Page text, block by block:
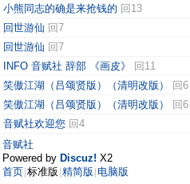
小熊同志的确是来抢钱的 回13
回世游仙 回7
回世游仙 回7
INFO 音赋社 辞部 《画皮》
回11
笑傲江湖（吕颂贤版）（清明改版）
回6
笑傲江湖（吕颂贤版）（清明改版）
回6
音赋社欢迎您 回4
音赋社
Powered by Discuz! X2
首页 标准版 精简版 电脑版